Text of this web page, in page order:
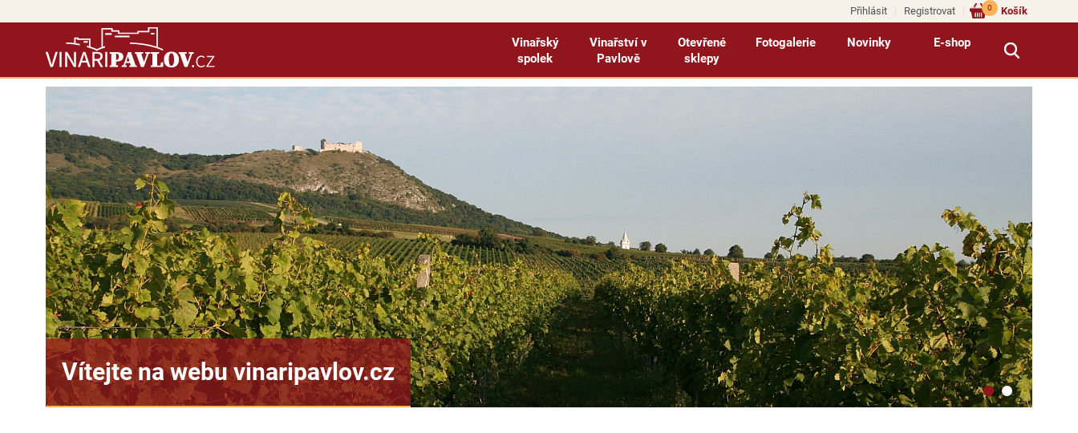
Přihlásit Registrovat Košík
0
Vinařský
spolek
Vinařství v
Pavlově
Otevřené
sklepy
Fotogalerie Novinky E-shop
Vína našich vinařů si objednejte na e-
shopu >>